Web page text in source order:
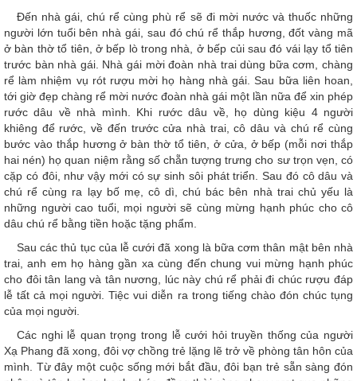
Đến nhà gái, chú rể cùng phù rể sẽ đi mời nước và thuốc những
người lớn tuổi bên nhà gái, sau đó chú rể thắp hương, đốt vàng mã
ở bàn thờ tổ tiên, ở bếp lò trong nhà, ở bếp củi sau đó vái lạy tổ tiên
trước bàn nhà gái. Nhà gái mời đoàn nhà trai dùng bữa cơm, chàng
rể làm nhiệm vụ rót rượu mời họ hàng nhà gái. Sau bữa liên hoan,
tới giờ đẹp chàng rể mời nước đoàn nhà gái một lần nữa để xin phép
rước dâu về nhà mình. Khi rước dâu về, họ dùng kiệu 4 người
khiêng để rước, về đến trước cửa nhà trai, cô dâu và chú rể cùng
bước vào thắp hương ở bàn thờ tổ tiên, ở cửa, ở bếp (mỗi nơi thắp
hai nén) họ quan niệm rằng số chẵn tượng trưng cho sư trọn vẹn, có
cặp có đôi, như vậy mới có sự sinh sôi phát triển. Sau đó cô dâu và
chú rể cùng ra lạy bố mẹ, cô dì, chú bác bên nhà trai chủ yếu là
những người cao tuổi, mọi người sẽ cùng mừng hạnh phúc cho cô
dâu chú rể bằng tiền hoặc tặng phẩm.
Sau các thủ tục của lễ cưới đã xong là bữa cơm thân mật bên nhà
trai, anh em họ hàng gần xa cùng đến chung vui mừng hạnh phúc
cho đôi tân lang và tân nương, lúc này chú rể phải đi chúc rượu đáp
lễ tất cả mọi người. Tiệc vui diễn ra trong tiếng chào đón chúc tụng
của mọi người.
Các nghi lễ quan trọng trong lễ cưới hỏi truyền thống của người
Xạ Phang đã xong, đôi vợ chồng trẻ lặng lẽ trở về phòng tân hôn của
mình. Từ đây một cuộc sống mới bắt đầu, đôi bạn trẻ sẵn sàng đón